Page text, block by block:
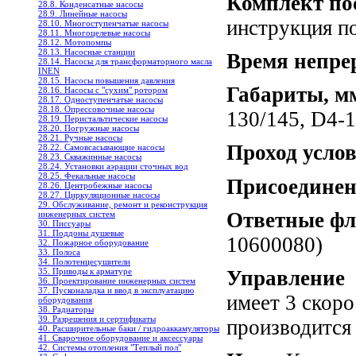
28.8. Конденсатные насосы
28.9. Линейные насосы
28.10. Многоступенчатые насосы
28.11. Многоцелевые насосы
28.12. Мотопомпы
28.13. Насосные станции
28.14. Насосы для трансформаторного масла
INEN
28.15. Насосы повышения давления
28.16. Насосы с "сухим" ротором
28.17. Одноступенчатые насосы
28.18. Опрессовочные насосы
28.19. Перистальтические насосы
28.20. Погружные насосы
28.21. Ручные насосы
28.22. Самовсасывающие насосы
28.23. Скважинные насосы
28.24. Установки аэрации сточных вод
28.25. Фекальные насосы
28.26. Центробежные насосы
28.27. Циркуляционные насосы
29. Обслуживание, ремонт и реконструкция
инженерных систем
30. Писсуары
31. Поддоны душевые
32. Пожарное оборудование
33. Полоса
34. Полотенцесушители
35. Приводы к арматуре
36. Проектирование инженерных систем
37. Пусконаладка и ввод в эксплуатацию
оборудования
38. Радиаторы
39. Разрешения и сертификаты
40. Расширительные баки / гидроаккамуляторы
41. Сварочное оборудование и аксессуары
42. Системы отопления "Теплый пол"
инструкция
Время
Габариты,
130/145, D4-
Проход
Ответные
10600080)
Управление
имеет 3